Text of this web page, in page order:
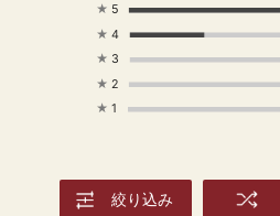
保存もぜひよろしくお願い
します♪ ⇒ @dining_plus
#ダイニングプラス #輸入
食品 #輸入食材 #通販グル
メ #おうちごはん #食べる
ヌーンティー
★ 5
★ 4
★ 3
★ 2
★ 1
絞り込み